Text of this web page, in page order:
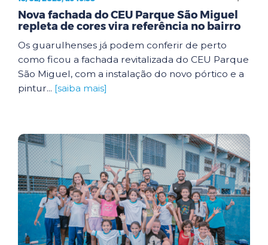
Nova fachada do CEU Parque São Miguel
repleta de cores vira referência no bairro
Os guarulhenses já podem conferir de perto
como ficou a fachada revitalizada do CEU Parque
São Miguel, com a instalação do novo pórtico e a
pintur... [saiba mais]